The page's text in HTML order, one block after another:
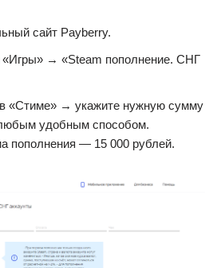
сайт Payberry.
«Игры» → «Steam пополнение. СНГ
в «Стиме» → укажите нужную сумму
удобным способом.
пополнения — 15 000 рублей.